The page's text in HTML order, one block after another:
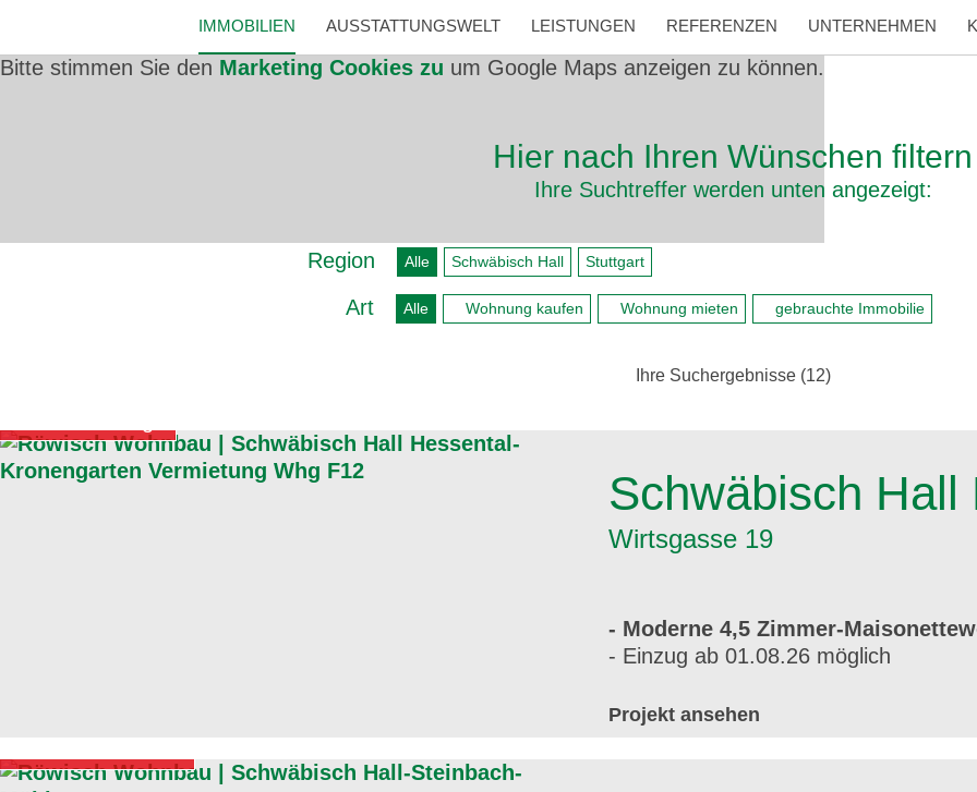
IMMOBILIEN AUSSTATTUNGSWELT LEISTUNGEN REFERENZEN UNTERNEHMEN
Bitte stimmen Sie den Marketing Cookies zu um Google Maps anzeigen zu können.
Hier nach Ihren Wünschen filtern
Ihre Suchtreffer werden unten angezeigt:
Region Alle Schwäbisch Hall Stuttgart
Art Alle Wohnung kaufen Wohnung mieten gebrauchte Immobilie
Ihre Suchergebnisse (12)
Schwäbisch Hall
Wirtsgasse 19
- Moderne 4,5 Zimmer-
- Einzug ab 01.08.26 möglich
Projekt ansehen